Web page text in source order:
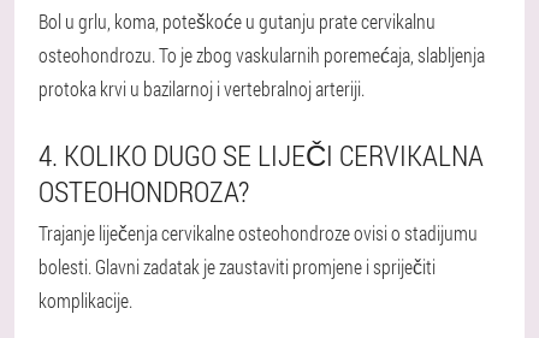
Bol u grlu, koma, poteškoće u gutanju prate cervikalnu
osteohondrozu. To je zbog vaskularnih poremećaja, slabljenja
protoka krvi u bazilarnoj i vertebralnoj arteriji.
4. KOLIKO DUGO SE LIJEČI CERVIKALNA
OSTEOHONDROZA?
Trajanje liječenja cervikalne osteohondroze ovisi o stadijumu
bolesti. Glavni zadatak je zaustaviti promjene i spriječiti
komplikacije.